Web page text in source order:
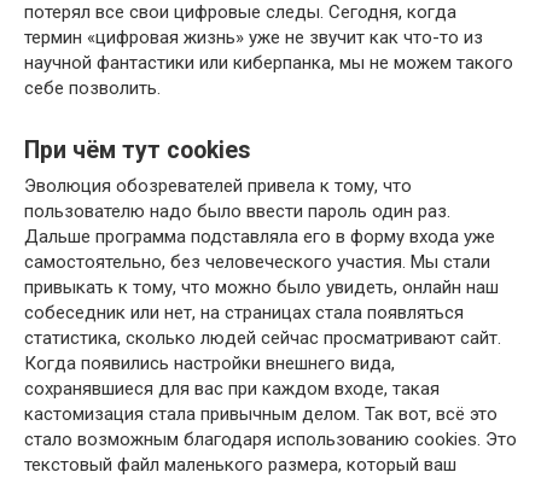
потерял все свои цифровые следы. Сегодня, когда
термин «цифровая жизнь» уже не звучит как что-то из
научной фантастики или киберпанка, мы не можем такого
себе позволить.
При чём тут cookies
Эволюция обозревателей привела к тому, что
пользователю надо было ввести пароль один раз.
Дальше программа подставляла его в форму входа уже
самостоятельно, без человеческого участия. Мы стали
привыкать к тому, что можно было увидеть, онлайн наш
собеседник или нет, на страницах стала появляться
статистика, сколько людей сейчас просматривают сайт.
Когда появились настройки внешнего вида,
сохранявшиеся для вас при каждом входе, такая
кастомизация стала привычным делом. Так вот, всё это
стало возможным благодаря использованию cookies. Это
текстовый файл маленького размера, который ваш